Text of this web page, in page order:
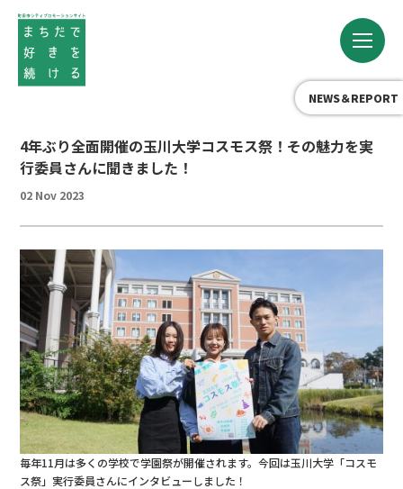
NEWS＆REPORT
4年ぶり全面開催の玉川大学コスモス祭！その魅力を実
行委員さんに聞きました！
02 Nov 2023
毎年11月は多くの学校で学園祭が開催されます。今回は玉川大学「コスモ
ス祭」実行委員さんにインタビューしました！